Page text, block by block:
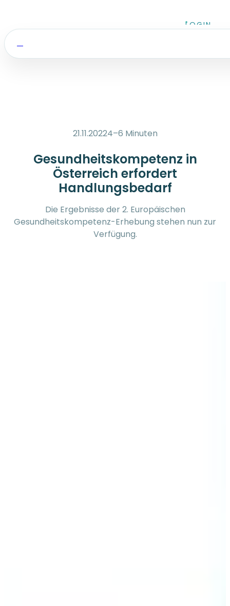
LOGIN
21.11.20224–6 Minuten
Gesundheitskompetenz in
Österreich erfordert
Handlungsbedarf
Die Ergebnisse der 2. Europäischen
Gesundheitskompetenz-Erhebung stehen nun zur
Verfügung.